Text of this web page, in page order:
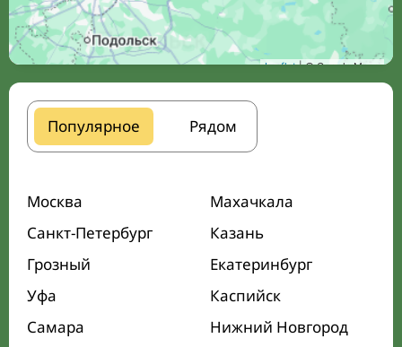
Leaflet| © Google Maps
Популярное Рядом
Москва
Махачкала
Санкт-Петербург
Казань
Грозный
Екатеринбург
Уфа
Каспийск
Самара
Нижний Новгород